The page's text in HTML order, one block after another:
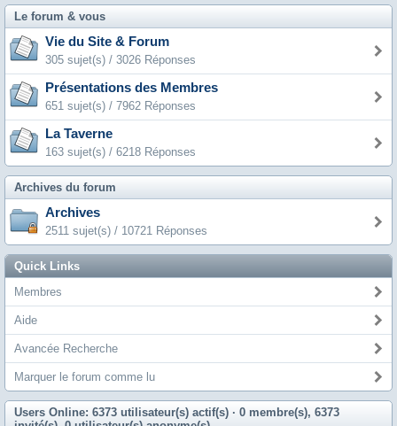
Le forum & vous
Vie du Site & Forum
305 sujet(s) / 3026 Réponses
Présentations des Membres
651 sujet(s) / 7962 Réponses
La Taverne
163 sujet(s) / 6218 Réponses
Archives du forum
Archives
2511 sujet(s) / 10721 Réponses
Quick Links
Membres
Aide
Avancée Recherche
Marquer le forum comme lu
Users Online: 6373 utilisateur(s) actif(s) · 0 membre(s), 6373